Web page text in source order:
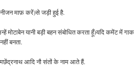
माफ़ करें)से जड़ी हुई है.
मोटाबेन यानी बड़ी बहन संबोधित करता हूँ)यदि कमेंट में
बनता.
आदि नौ संतों के नाम आते हैं.